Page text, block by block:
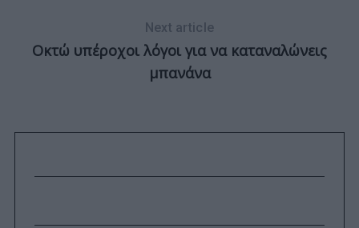
Next article
Οκτώ υπέροχοι λόγοι για να καταναλώνεις
μπανάνα